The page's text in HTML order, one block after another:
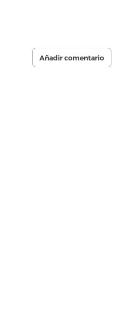
Añadir comentario